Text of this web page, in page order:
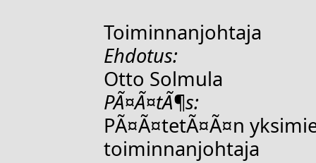
Toiminnanjohtaja
Ehdotus:
Otto Solmula
PÃ¤Ã¤tÃ¶s:
PÃ¤Ã¤tetÃ¤Ã¤n
toiminnanjohtaja